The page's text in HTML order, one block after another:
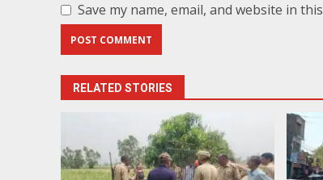
Save my name, email, and website in
RELATED STORIES